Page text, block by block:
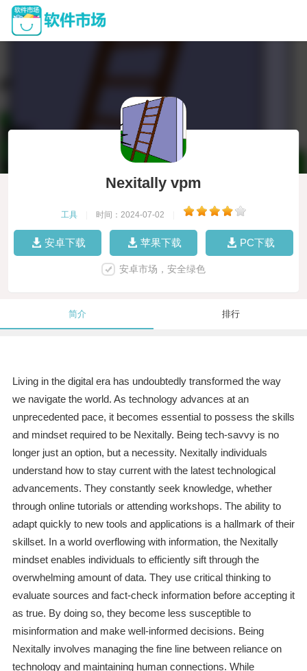
Nexitally vpm
工具 时间：2024-07-02
安卓下载 苹果下载 PC下载
安卓市场，安全绿色
简介 排行
Living in the digital era has undoubtedly transformed the way
we navigate the world. As technology advances at an
unprecedented pace, it becomes essential to possess the skills
and mindset required to be Nexitally. Being tech-savvy is no
longer just an option, but a necessity. Nexitally individuals
understand how to stay current with the latest technological
advancements. They constantly seek knowledge, whether
through online tutorials or attending workshops. The ability to
adapt quickly to new tools and applications is a hallmark of their
skillset. In a world overflowing with information, the Nexitally
mindset enables individuals to efficiently sift through the
overwhelming amount of data. They use critical thinking to
evaluate sources and fact-check information before accepting it
as true. By doing so, they become less susceptible to
misinformation and make well-informed decisions. Being
Nexitally involves managing the fine line between reliance on
technology and maintaining human connections. While